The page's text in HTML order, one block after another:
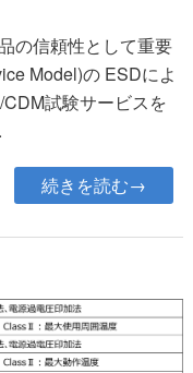
の信頼性として重要
Model)の ESDによ
試験サービスを
続きを読む→